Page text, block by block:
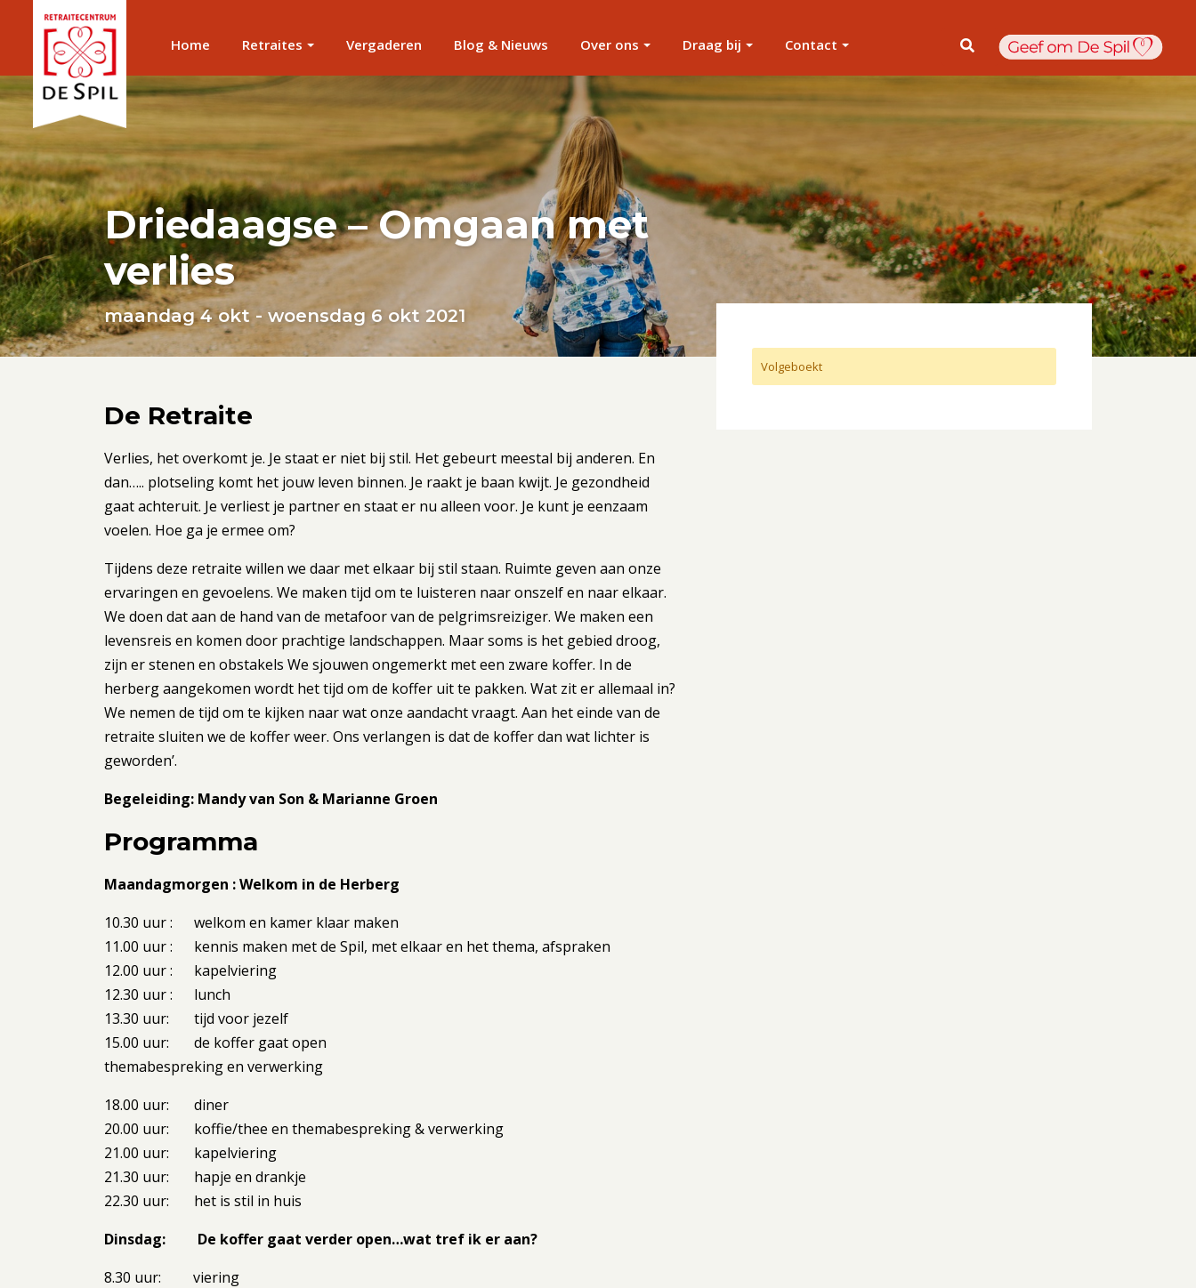
Home Retraites Vergaderen Blog & Nieuws Over ons Draag bij Contact
Driedaagse – Omgaan met
verlies
maandag 4 okt - woensdag 6 okt 2021
De Retraite
Verlies, het overkomt je. Je staat er niet bij stil. Het gebeurt meestal bij anderen. En
dan….. plotseling komt het jouw leven binnen. Je raakt je baan kwijt. Je gezondheid
gaat achteruit. Je verliest je partner en staat er nu alleen voor. Je kunt je eenzaam
voelen. Hoe ga je ermee om?
Tijdens deze retraite willen we daar met elkaar bij stil staan. Ruimte geven aan onze
ervaringen en gevoelens. We maken tijd om te luisteren naar onszelf en naar elkaar.
We doen dat aan de hand van de metafoor van de pelgrimsreiziger. We maken een
levensreis en komen door prachtige landschappen. Maar soms is het gebied droog,
zijn er stenen en obstakels We sjouwen ongemerkt met een zware koffer. In de
herberg aangekomen wordt het tijd om de koffer uit te pakken. Wat zit er allemaal in?
We nemen de tijd om te kijken naar wat onze aandacht vraagt. Aan het einde van de
retraite sluiten we de koffer weer. Ons verlangen is dat de koffer dan wat lichter is
geworden’.
Begeleiding: Mandy van Son & Marianne Groen
Programma
Maandagmorgen : Welkom in de Herberg
10.30 uur : welkom en kamer klaar maken
11.00 uur : kennis maken met de Spil, met elkaar en het thema, afspraken
12.00 uur : kapelviering
12.30 uur : lunch
13.30 uur: tijd voor jezelf
15.00 uur: de koffer gaat open
themabespreking en verwerking
18.00 uur: diner
20.00 uur: koffie/thee en themabespreking & verwerking
21.00 uur: kapelviering
21.30 uur: hapje en drankje
22.30 uur: het is stil in huis
Dinsdag: De koffer gaat verder open…wat tref ik er aan?
8.30 uur: viering
Volgeboekt